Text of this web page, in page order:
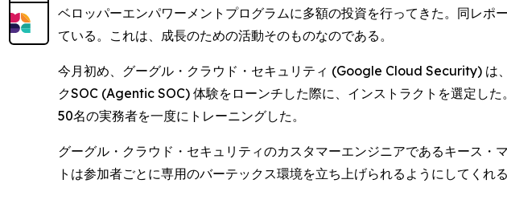
ベロッパーエンパワーメントプログラムに多額の投資を行ってきた。同レ
ている。これは、成長のための活動そのものなのである。
今月初め、グーグル・クラウド・セキュリティ (Google Cloud Security)
クSOC (Agentic SOC) 体験をローンチした際に、インストラクトを選定し
50名の実務者を一度にトレーニングした。
グーグル・クラウド・セキュリティのカスタマーエンジニアであるキース
トは参加者ごとに専用のバーテックス環境を立ち上げられるようにしてく